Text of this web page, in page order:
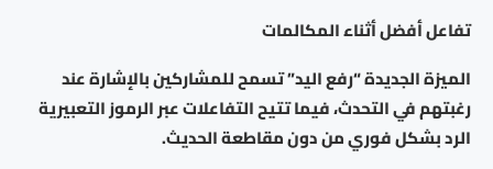
تفاعل أفضل أثناء المكالمات
الميزة الجديدة “رفع اليد” تسمح للمشاركين بالإشارة عند
رغبتهم في التحدث، فيما تتيح التفاعلات عبر الرموز التعبيرية
الرد بشكل فوري من دون مقاطعة الحديث.